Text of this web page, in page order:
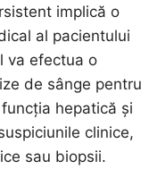
implică o
al pacientului
va efectua o
de sânge pentru
hepatică și
clinice,
sau biopsii.